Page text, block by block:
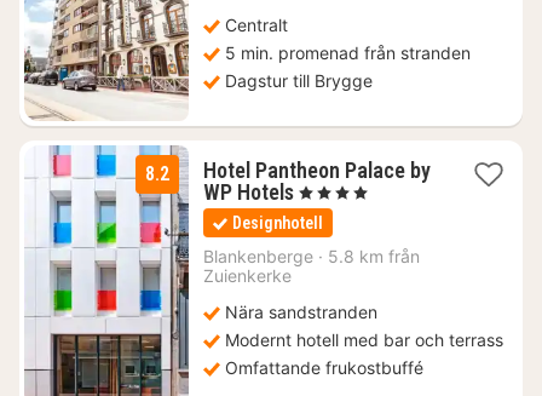
Centralt
5 min. promenad från stranden
Dagstur till Brygge
8.2
Hotel Pantheon Palace by
WP Hotels1
natt
från
1814
, 4 Stjärnor
Designhotell
Blankenberge · 5.8 km från
Zuienkerke
Nära sandstranden
Modernt hotell med bar och terrass
Omfattande frukostbuffé